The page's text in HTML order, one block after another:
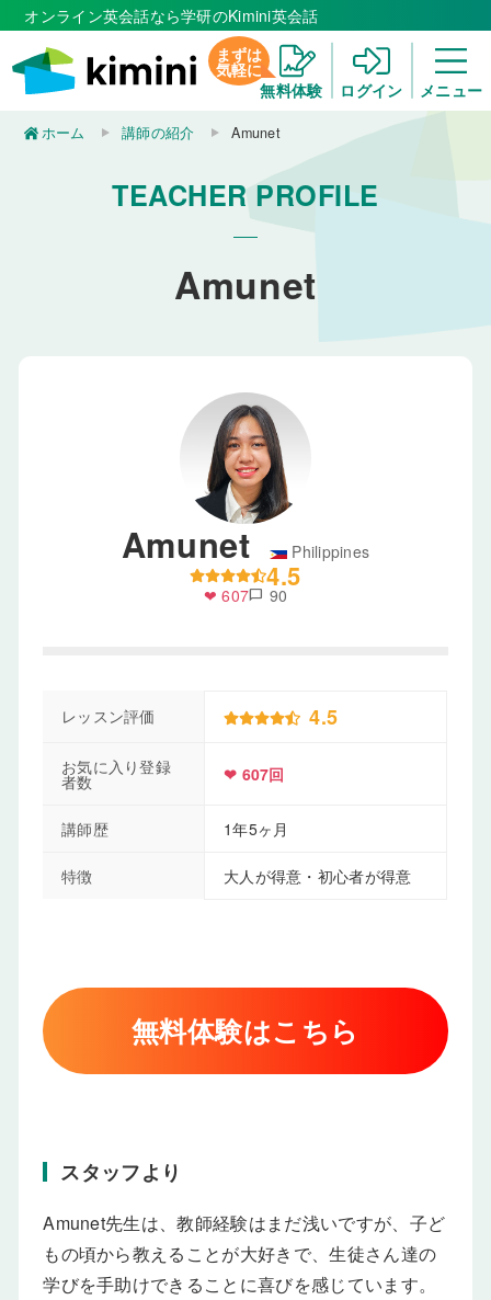
オンライン英会話なら学研のKimini英会話
まずは
気軽に
無料体験
ログイン メニュー
ホーム 講師の紹介 Amunet
TEACHER PROFILE
Amunet
Amunet Philippines
4.5
❤ 607chat_bubble 90
レッスン評価 4.5
お気に入り登録
者数 ❤ 607回
講師歴 1年5ヶ月
特徴 大人が得意・初心者が得意
無料体験はこちら
スタッフより
Amunet先生は、教師経験はまだ浅いですが、子ど
もの頃から教えることが大好きで、生徒さん達の
学びを手助けできることに喜びを感じています。